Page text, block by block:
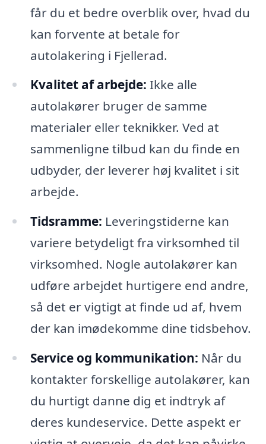
får du et bedre overblik over, hvad du
kan forvente at betale for
autolakering i Fjellerad.
Kvalitet af arbejde: Ikke alle
autolakører bruger de samme
materialer eller teknikker. Ved at
sammenligne tilbud kan du finde en
udbyder, der leverer høj kvalitet i sit
arbejde.
Tidsramme: Leveringstiderne kan
variere betydeligt fra virksomhed til
virksomhed. Nogle autolakører kan
udføre arbejdet hurtigere end andre,
så det er vigtigt at finde ud af, hvem
der kan imødekomme dine tidsbehov.
Service og kommunikation: Når du
kontakter forskellige autolakører, kan
du hurtigt danne dig et indtryk af
deres kundeservice. Dette aspekt er